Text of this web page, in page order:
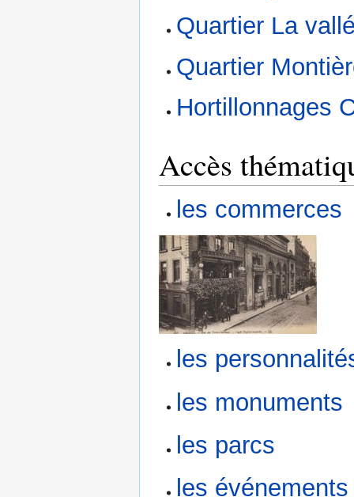
Quartier La
Quartier
Hortillonnages
Accès
les commerces
les
les monuments
les parcs
les événements